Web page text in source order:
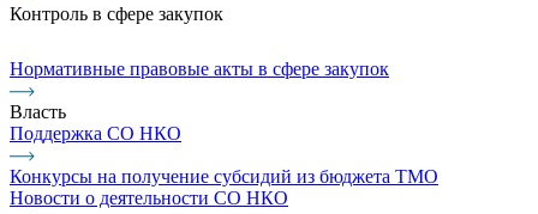
Контроль в сфере закупок
Нормативные правовые акты в сфере закупок
Власть
Поддержка СО НКО
Конкурсы на получение субсидий из бюджета ТМО
Новости о деятельности СО НКО